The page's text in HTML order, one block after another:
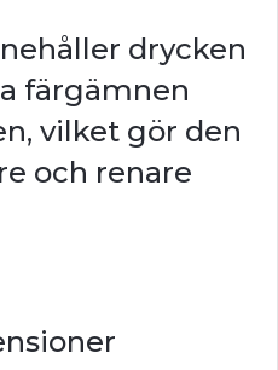
drycken
färgämnen
vilket gör den
och renare